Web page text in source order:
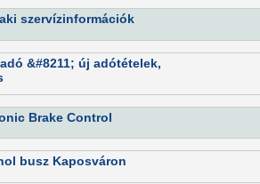
szervízinformációk
&#8211; új adótételek,
Brake Control
busz Kaposváron